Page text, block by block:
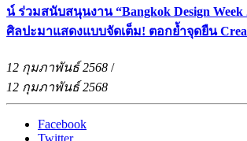
น์ ร่วมสนับสนุนงาน “Bangkok Design Week
ศิลปะมาแสดงแบบจัดเต็ม! ตอกย้ำจุดยืน
12 กุมภาพันธ์ 2568 /
12 กุมภาพันธ์ 2568
Facebook
Twitter